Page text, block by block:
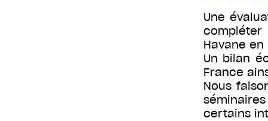
Une
Havane
Un bilan
France
Nous
certains